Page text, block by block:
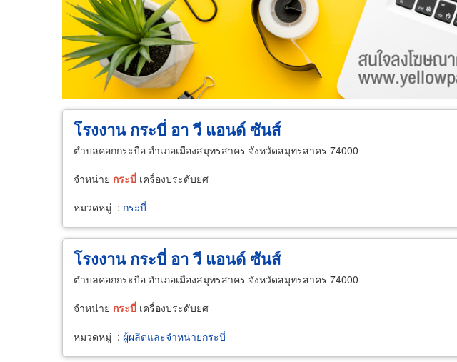
ขายส่ง ขายปลีก ผู้ผลิต ตัวแทนจัดจำหน่าย ผู้ส่งออก/นำเข้า
โรงงาน กระบี่ อา วี แอนด์ ซันส์
ตำบลคอกกระบือ อำเภอเมืองสมุทรสาคร จังหวัดสมุทรสาคร 74000
จำหน่าย กระบี่ เครื่องประดับยศ
หมวดหมู่ : กระบี่
โรงงาน กระบี่ อา วี แอนด์ ซันส์
ตำบลคอกกระบือ อำเภอเมืองสมุทรสาคร จังหวัดสมุทรสาคร 74000
จำหน่าย กระบี่ เครื่องประดับยศ
หมวดหมู่ : ผู้ผลิตและจำหน่ายกระบี่